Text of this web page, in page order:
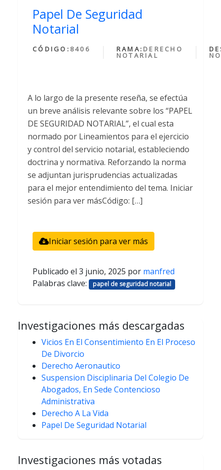
Papel De Seguridad
Notarial
CÓDIGO: 8406 RAMA: DERECHO
NOTARIAL
A lo largo de la presente reseña, se efectúa
un breve análisis relevante sobre los “PAPEL
DE SEGURIDAD NOTARIAL”, el cual esta
normado por Lineamientos para el ejercicio
y control del servicio notarial, estableciendo
doctrina y normativa. Reforzando la norma
se adjuntan jurisprudencias actualizadas
para el mejor entendimiento del tema. Iniciar
sesión para ver másCódigo: […]
Iniciar sesión para ver más
Publicado el 3 junio, 2025 por manfred
Palabras clave:
papel de seguridad notarial
Investigaciones más descargadas
Vicios En El Consentimiento En El Proceso
De Divorcio
Derecho Aeronautico
Suspension Disciplinaria Del Colegio De
Abogados, En Sede Contencioso
Administrativa
Derecho A La Vida
Papel De Seguridad Notarial
Investigaciones más votadas